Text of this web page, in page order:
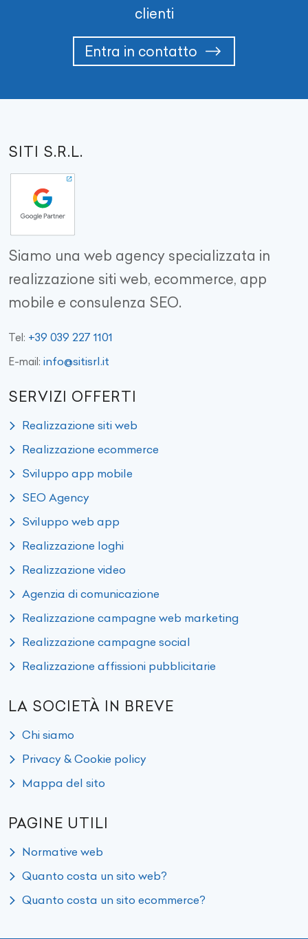
clienti
Entra in contatto
SITI S.R.L.
Siamo una web agency specializzata in
realizzazione siti web, ecommerce, app
mobile e consulenza SEO.
Tel: +39 039 227 1101
E-mail: info@sitisrl.it
SERVIZI OFFERTI
Realizzazione siti web
Realizzazione ecommerce
Sviluppo app mobile
SEO Agency
Sviluppo web app
Realizzazione loghi
Realizzazione video
Agenzia di comunicazione
Realizzazione campagne web marketing
Realizzazione campagne social
Realizzazione affissioni pubblicitarie
LA SOCIETÀ IN BREVE
Chi siamo
Privacy & Cookie policy
Mappa del sito
PAGINE UTILI
Normative web
Quanto costa un sito web?
Quanto costa un sito ecommerce?